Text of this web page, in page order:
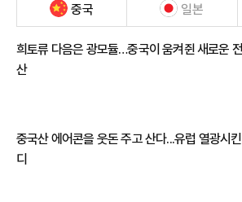
중국 일본
희토류 다음은 광모듈…중국이 움켜쥔 새로운
산
중국산 에어콘을 웃돈 주고 산다...유럽 열광시킨
디